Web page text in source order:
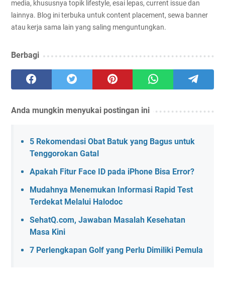
media, khususnya topik lifestyle, esai lepas, current issue dan
lainnya. Blog ini terbuka untuk content placement, sewa banner
atau kerja sama lain yang saling menguntungkan.
Berbagi
Anda mungkin menyukai postingan ini
5 Rekomendasi Obat Batuk yang Bagus untuk
Tenggorokan Gatal
Apakah Fitur Face ID pada iPhone Bisa Error?
Mudahnya Menemukan Informasi Rapid Test
Terdekat Melalui Halodoc
SehatQ.com, Jawaban Masalah Kesehatan
Masa Kini
7 Perlengkapan Golf yang Perlu Dimiliki Pemula